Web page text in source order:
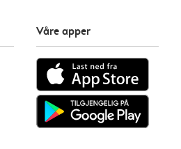
Våre apper